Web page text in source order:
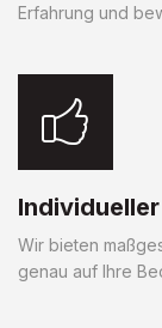
Erfahrung und
Wir bieten
genau auf Ihre